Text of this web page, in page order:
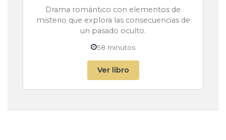
Drama romántico con elementos de
misterio que explora las consecuencias de
un pasado oculto.
58 minutos
Ver libro